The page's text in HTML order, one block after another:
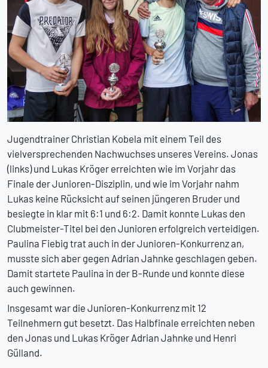
Jugendtrainer Christian Kobela mit einem Teil des
vielversprechenden Nachwuchses unseres Vereins. Jonas
(links) und Lukas Kröger erreichten wie im Vorjahr das
Finale der Junioren-Disziplin, und wie im Vorjahr nahm
Lukas keine Rücksicht auf seinen jüngeren Bruder und
besiegte in klar mit 6:1 und 6:2. Damit konnte Lukas den
Clubmeister-Titel bei den Junioren erfolgreich verteidigen.
Paulina Fiebig trat auch in der Junioren-Konkurrenz an,
musste sich aber gegen Adrian Jahnke geschlagen geben.
Damit startete Paulina in der B-Runde und konnte diese
auch gewinnen.
Insgesamt war die Junioren-Konkurrenz mit 12
Teilnehmern gut besetzt. Das Halbfinale erreichten neben
den Jonas und Lukas Kröger Adrian Jahnke und Henri
Gülland.